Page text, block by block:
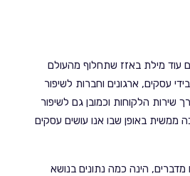
עוד מילת באזז שתחלוף מהעולם
עסקים, ארגונים וחברות לשיפור
שירות הלקוחות וכמובן גם לשיפור
ממשית באופן שבו אנו עושים עסקים
מדברים, הינה כמה נתונים בנושא